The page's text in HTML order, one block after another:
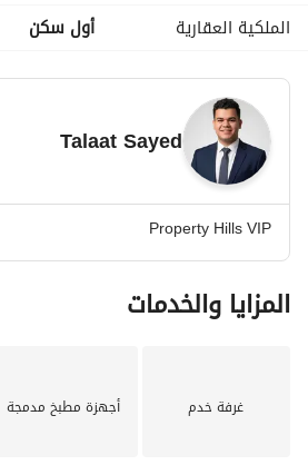
امن وكاميرات مراقبه
من الاعمال السابقه:
Swan Lake Residence
Swan Lake West
Seasons Residence
Park View Katameya
⁠Park Compound
Little Venice Golf Resort
Swan Lake North Coast
الملكية العقارية
أول سكن
Talaat Sayed
Property Hills VIP
المزايا والخدمات
غرفة خدم أجهزة مطبخ مدمجة